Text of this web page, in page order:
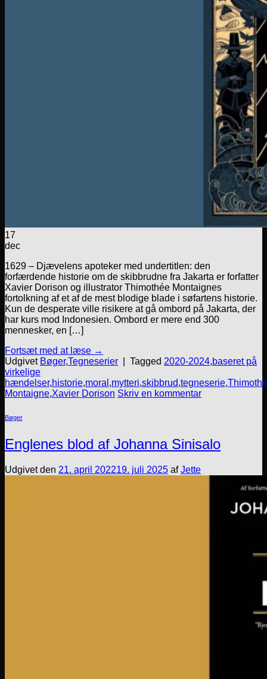
17
dec
1629 – Djævelens apoteker med undertitlen: den
forfærdende historie om de skibbrudne fra Jakarta er forfatter
Xavier Dorison og illustrator Thimothée Montaignes
fortolkning af et af de mest blodige blade i søfartens historie.
Kun de desperate ville risikere at gå ombord på Jakarta, der
har kurs mod Indonesien. Ombord er mere end 300
mennesker, en […]
Fortsæt med at læse →
Udgivet Bøger,Tegneserier Tagged 2020-2024,baseret på
virkelige
hændelser,historie,moral ,mytteri,skibbrud,tegneserie,
Montaigne,Xavier Dorison Skriv en kommentar
Bøger
Englenes blod af Johanna Sinisalo
Udgivet den 21. april 202219. juli 2025 afJette